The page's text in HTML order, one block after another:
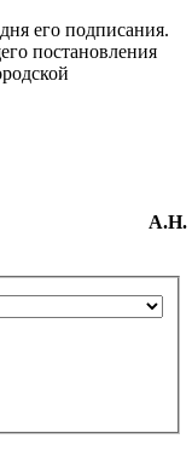
его подписания.
постановления
А.Н.